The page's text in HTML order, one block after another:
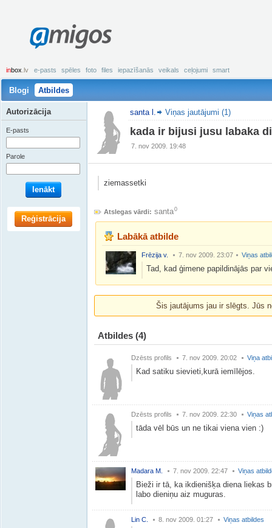
amigos
inbox .lv e-pasts spēles foto files iepazīšanās veikals ceļojumi smart
Blogi Atbildes
santa l. Viņas jautājumi (1)
kada ir bijusi jusu labaka
7. nov 2009. 19:48
ziemassetki
Atslegas vārdi: santa0
Labākā atbilde
Frēzija v. 7. nov 2009. 23:07 Viņas
Tad, kad ģimene papildinājās par
Šis jautājums jau ir slēgts. Jūs
Atbildes (4)
Dzēsts profils 7. nov 2009. 20:02 Viņa
Kad satiku sievieti,kurā iemīlējos.
Dzēsts profils 7. nov 2009. 22:30 Viņas
tāda vēl būs un ne tikai viena vien :)
Madara M. 7. nov 2009. 22:47 Viņas
Bieži ir tā, ka ikdienišķa diena liekas
labo dieniņu aiz muguras.
Lin C. 8. nov 2009. 01:27 Viņas atbildes
Autorizācija
E-pasts
Parole
Ienākt
Reģistrācija